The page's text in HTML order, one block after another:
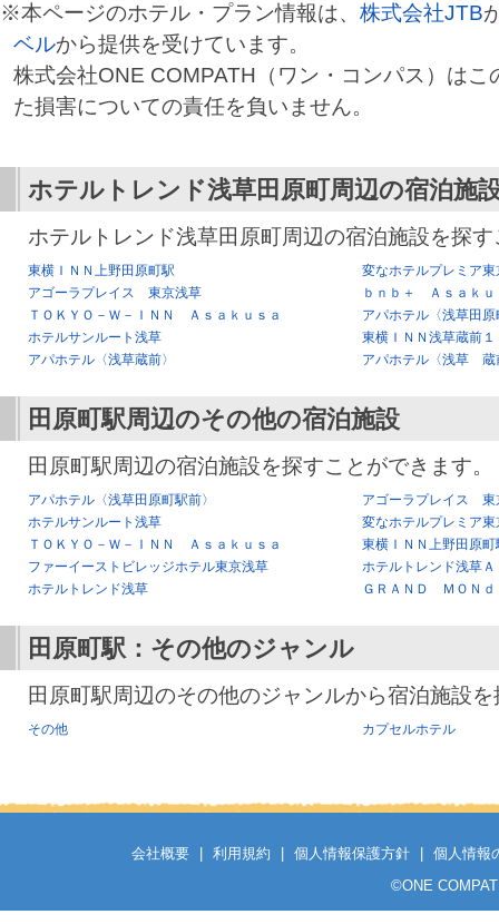
※本ページのホテル・プラン情報は、 株式会社JTB
ベルから提供を受けています。
株式会社ONE COMPATH（ワン・コンパス）はこ
た損害についての責任を負いません。
ホテルトレンド浅草田原町周辺の宿泊施
ホテルトレンド浅草田原町周辺の宿泊施設を探
東横ＩＮＮ上野田原町駅
変なホテルプレミア
アゴーラプレイス 東京浅草
ｂｎｂ＋ Ａｓａｋ
ＴＯＫＹＯ－Ｗ－ＩＮＮ Ａｓａｋｕｓａ
アパホテル〈浅草田
ホテルサンルート浅草
東横ＩＮＮ浅草蔵前１
アパホテル〈浅草蔵前〉
アパホテル〈浅草 蔵
田原町駅周辺のその他の宿泊施設
田原町駅周辺の宿泊施設を探すことができます。
アパホテル〈浅草田原町駅前〉
アゴーラプレイス 東
ホテルサンルート浅草
変なホテルプレミア
ＴＯＫＹＯ－Ｗ－ＩＮＮ Ａｓａｋｕｓａ
東横ＩＮＮ上野田原町
ファーイーストビレッジホテル東京浅草
ホテルトレンド浅草Ａ
ホテルトレンド浅草
ＧＲＡＮＤ ＭＯＮ
田原町駅 ：その他のジャンル
田原町駅周辺のその他のジャンルから宿泊施設
その他 カプセルホテル
会社概要 利用規約 個人情報保護方針
個人情報
©ONE